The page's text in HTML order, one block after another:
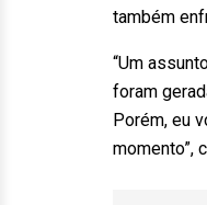
também
“Um
foram
Porém, eu
momento”,